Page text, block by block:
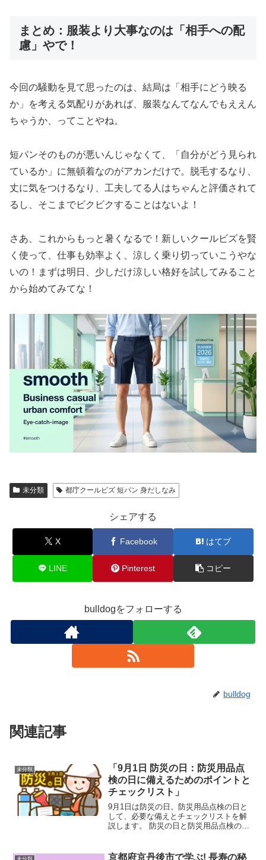
まとめ：服装より大事なのは「相手への配
慮」やで！
今回の騒動を見て思ったのは、結局は「相手にどう映る
か」を考える気配りがあれば、服装なんてなんでもええん
ちゃうか、ってことやね。
短パンそのものが悪いんじゃなくて、「自分がどう見られ
ているか」に無頓着なのがアカンだけで。脱毛するなり、
丈に気をつけるなり、工夫してる人はちゃんと評価されて
るし、そこまでビクビクすることはないよ！
さあ、これからもっと暑くなるで！新しいクールビズを賢
く使って、仕事も効率よく、涼しく乗り切っていこうやな
いの！まずは明日、少しだけ涼しい格好を試してみること
から始めてみてな！
未分類 都庁クールビズ 短パン 身だしなみ
シェアする
X Facebook はてブ
LINE Pinterest コピー
bulldogをフォローする
bulldog
関連記事
未分類
「9月1日 防災の日：防災用品点
検の日に備えるためのポイントと
チェックリスト」
9月1日は防災の日。防災用品点検の日と
して、必要な備えとチェックリストを解
説します。 防災の日と防災用品点検の日
1923年に発生した関東大震災を契機に、
未分類
京都府京丹後市で学ぶ! 長寿の秘